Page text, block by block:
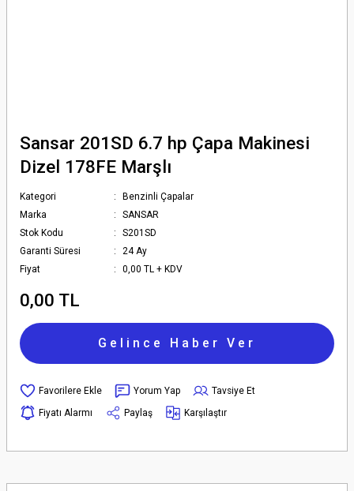
Sansar 201SD 6.7 hp Çapa Makinesi
Dizel 178FE Marşlı
Kategori
Benzinli Çapalar
Marka
SANSAR
Stok Kodu
S201SD
Garanti Süresi
24 Ay
Fiyat
0,00 TL + KDV
0,00 TL
Gelince Haber Ver
Yorum Yap
Tavsiye Et
Fiyatı Alarmı
Paylaş Karşılaştır